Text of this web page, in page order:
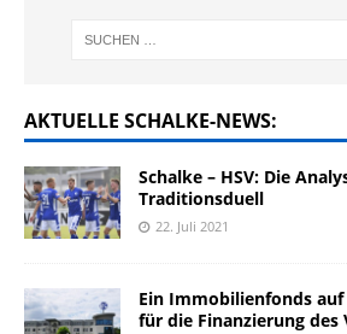
AKTUELLE SCHALKE-NEWS:
Schalke – HSV: Die
Traditionsduell
22. Juli 2021
Ein Immobilienfonds
für die Finanzierung des